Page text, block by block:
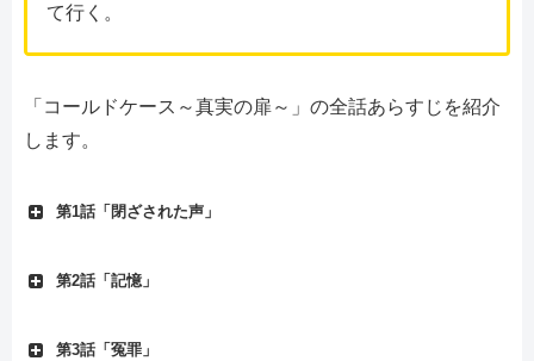
て行く。
「コールドケース～真実の扉～」の全話あらすじを紹介
します。
第1話「閉ざされた声」
第2話「記憶」
第3話「冤罪」